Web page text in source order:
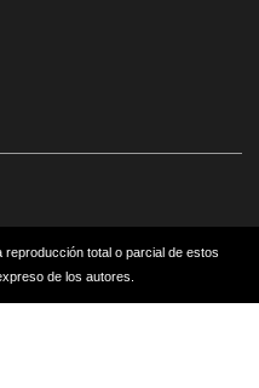
reproducción total o parcial de estos
de los autores.